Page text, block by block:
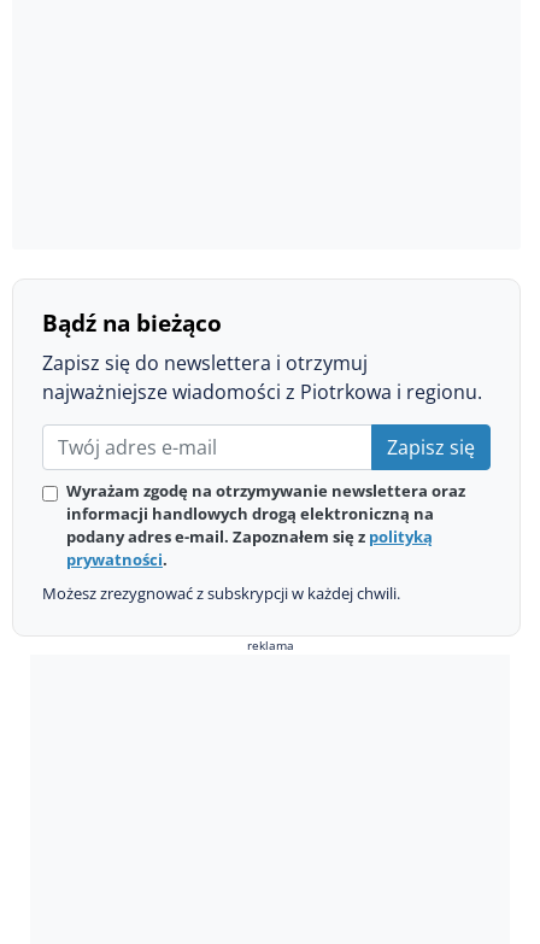
Bądź na bieżąco
Zapisz się do newslettera i otrzymuj
najważniejsze wiadomości z Piotrkowa i regionu.
Zapisz się
Wyrażam zgodę na otrzymywanie newslettera oraz
informacji handlowych drogą elektroniczną na
podany adres e-mail. Zapoznałem się z polityką
prywatności.
Możesz zrezygnować z subskrypcji w każdej chwili.
reklama